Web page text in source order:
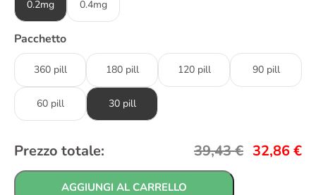
0.2mg 0.4mg
Pacchetto
360 pill 180 pill 120 pill 90 pill
60 pill 30 pill
Prezzo totale: 39,43€ 32,86€
AGGIUNGI AL CARRELLO